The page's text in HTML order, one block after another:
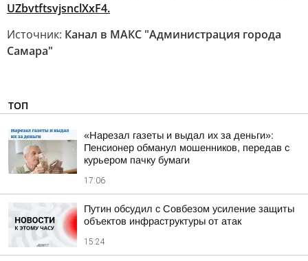
UZbvtftsvjsnclXxF4.
Источник: Канал в МАКС "Администрация города
Самара"
ТОП
«Нарезал газеты и выдал их за деньги»:
Пенсионер обманул мошенников, передав с
курьером пачку бумаги
17:06
Путин обсудил с Совбезом усиление защиты
объектов инфраструктуры от атак
15:24